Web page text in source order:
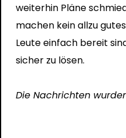
weiterhin Pläne
machen kein allzu
Leute einfach bereit
sicher zu lösen.
Die Nachrichten